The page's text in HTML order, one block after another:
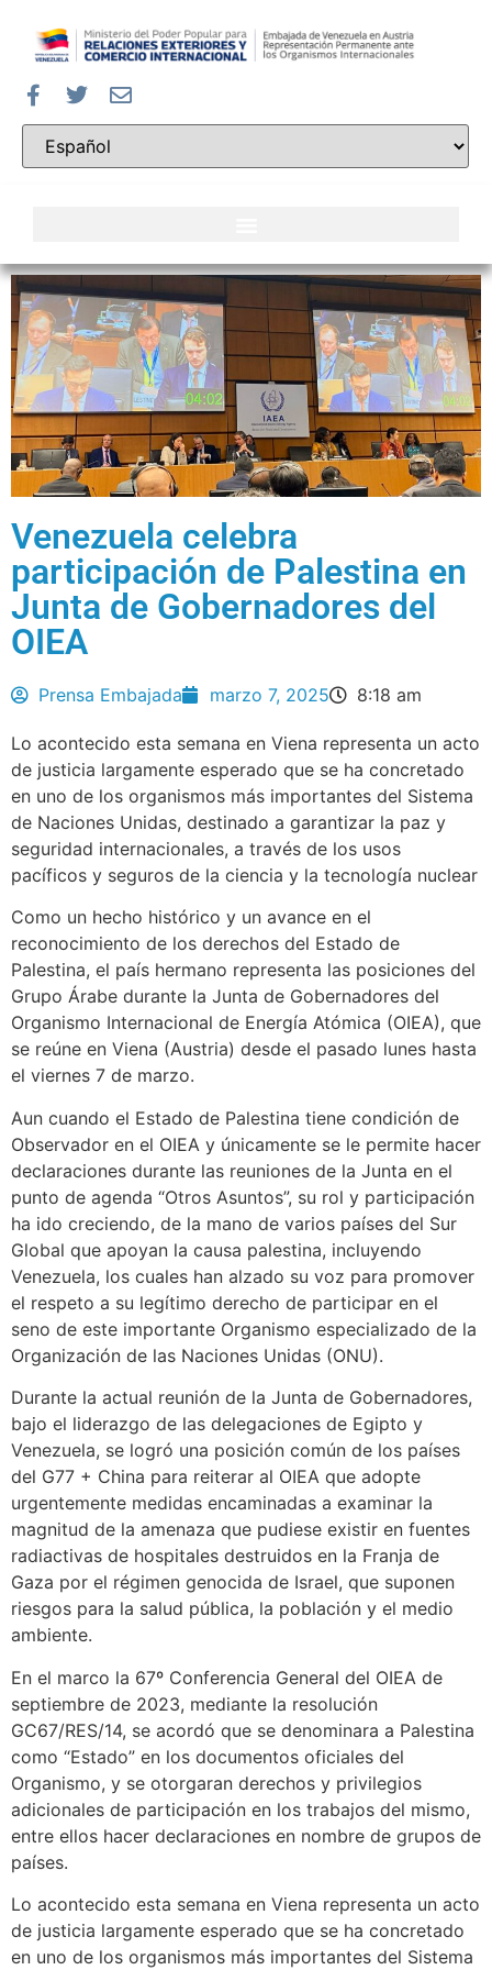
Venezuela celebra
participación de Palestina en
Junta de Gobernadores del
OIEA
Prensa Embajada marzo 7, 2025 8:18 am
Lo acontecido esta semana en Viena representa un acto
de justicia largamente esperado que se ha concretado
en uno de los organismos más importantes del Sistema
de Naciones Unidas, destinado a garantizar la paz y
seguridad internacionales, a través de los usos
pacíficos y seguros de la ciencia y la tecnología nuclear
Como un hecho histórico y un avance en el
reconocimiento de los derechos del Estado de
Palestina, el país hermano representa las posiciones del
Grupo Árabe durante la Junta de Gobernadores del
Organismo Internacional de Energía Atómica (OIEA), que
se reúne en Viena (Austria) desde el pasado lunes hasta
el viernes 7 de marzo.
Aun cuando el Estado de Palestina tiene condición de
Observador en el OIEA y únicamente se le permite hacer
declaraciones durante las reuniones de la Junta en el
punto de agenda “Otros Asuntos”, su rol y participación
ha ido creciendo, de la mano de varios países del Sur
Global que apoyan la causa palestina, incluyendo
Venezuela, los cuales han alzado su voz para promover
el respeto a su legítimo derecho de participar en el
seno de este importante Organismo especializado de la
Organización de las Naciones Unidas (ONU).
Durante la actual reunión de la Junta de Gobernadores,
bajo el liderazgo de las delegaciones de Egipto y
Venezuela, se logró una posición común de los países
del G77 + China para reiterar al OIEA que adopte
urgentemente medidas encaminadas a examinar la
magnitud de la amenaza que pudiese existir en fuentes
radiactivas de hospitales destruidos en la Franja de
Gaza por el régimen genocida de Israel, que suponen
riesgos para la salud pública, la población y el medio
ambiente.
En el marco la 67º Conferencia General del OIEA de
septiembre de 2023, mediante la resolución
GC67/RES/14, se acordó que se denominara a Palestina
como “Estado” en los documentos oficiales del
Organismo, y se otorgaran derechos y privilegios
adicionales de participación en los trabajos del mismo,
entre ellos hacer declaraciones en nombre de grupos de
países.
Lo acontecido esta semana en Viena representa un acto
de justicia largamente esperado que se ha concretado
en uno de los organismos más importantes del Sistema